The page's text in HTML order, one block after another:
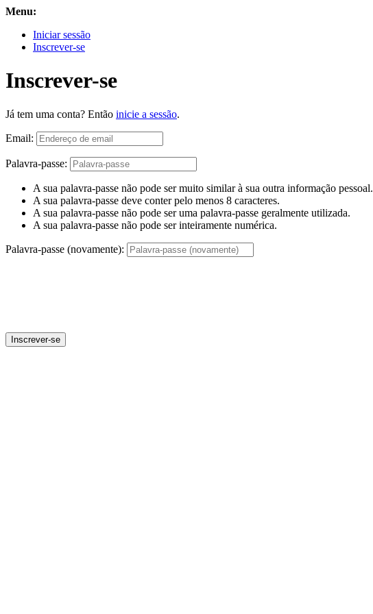
Menu:
Iniciar sessão
Inscrever-se
Inscrever-se
Já tem uma conta? Então inicie a sessão.
Email:
Palavra-passe:
A sua palavra-passe não pode ser muito similar à sua outra informação pessoal.
A sua palavra-passe deve conter pelo menos 8 caracteres.
A sua palavra-passe não pode ser uma palavra-passe geralmente utilizada.
A sua palavra-passe não pode ser inteiramente numérica.
Palavra-passe (novamente):
Inscrever-se